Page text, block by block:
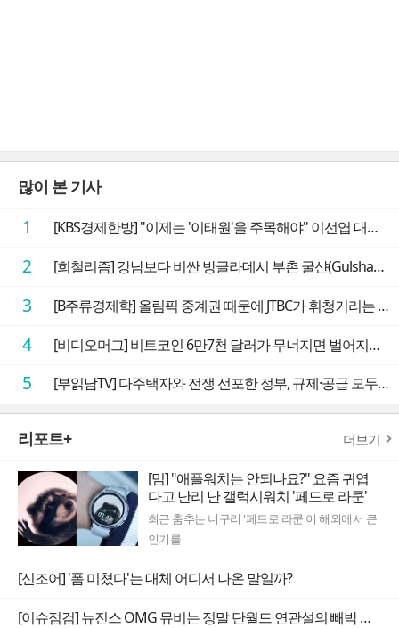
많이 본 기사
1 [KBS경제한방] "이제는 '이태원'을 주목해야" 이선엽 대표가 말하는 AI 시대 투자 성과를 가르는 지점들
2 [희철리즘] 강남보다 비싼 방글라데시 부촌 굴샨(Gulshan)의 극단적인 모습에 충격을 받다
3 [B주류경제학] 올림픽 중계권 때문에 JTBC가 휘청거리는 이유
4 [비디오머그] 비트코인 6만7천 달러가 무너지면 벌어지는 일
5 [부읽남TV] 다주택자와 전쟁 선포한 정부, 규제·공급 모두 실효성 의문
리포트+ 더보기
[밈] "애플워치는 안되나요?" 요즘 귀엽
다고 난리 난 갤럭시워치 '페드로 라쿤'
최근 춤추는 너구리 '페드로 라쿤'이 해외에서 큰
인기를
[신조어] '폼 미쳤다'는 대체 어디서 나온 말일까?
[이슈점검] 뉴진스 OMG 뮤비는 정말 단월드 연관설의 빼박 증거일까